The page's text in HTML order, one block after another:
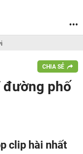
CHIA SẺ
đường phố
clip hài nhất